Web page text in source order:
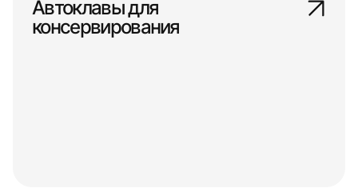
Автоклавы для
консервирования